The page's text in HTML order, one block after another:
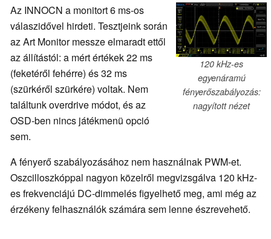
120 kHz-es
egyenáramú
fényerőszabályozás:
nagyított nézet
Az INNOCN a monitort 6 ms-os
válaszidővel hirdeti. Tesztjeink során
az Art Monitor messze elmaradt ettől
az állítástól: a mért értékek 22 ms
(feketéről fehérre) és 32 ms
(szürkéről szürkére) voltak. Nem
találtunk overdrive módot, és az
OSD-ben nincs játékmenü opció
sem.
A fényerő szabályozásához nem használnak PWM-et.
Oszcilloszkóppal nagyon közelről megvizsgálva 120 kHz-
es frekvenciájú DC-dimmelés figyelhető meg, ami még az
érzékeny felhasználók számára sem lenne észrevehető.